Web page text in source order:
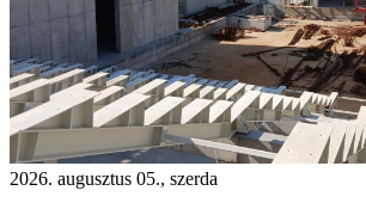
2026. augusztus 05., szerda